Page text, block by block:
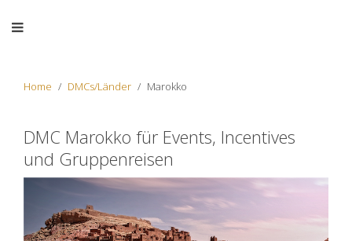
Home DMCs/Länder Marokko
DMC Marokko für Events, Incentives
und Gruppenreisen